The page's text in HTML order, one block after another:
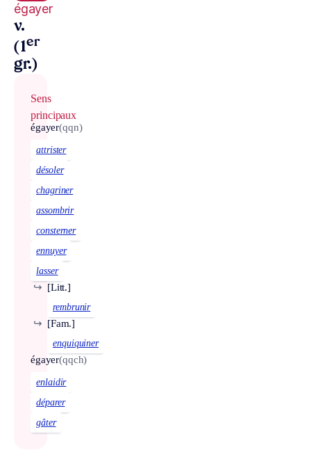
égayer
v.
(1er
gr.)
Sens
principaux
égayer(qqn)
attrister
désoler
chagriner
assombrir
consterner
ennuyer
lasser
[Litt.]
↪
rembrunir
[Fam.]
↪
enquiquiner
égayer(qqch)
enlaidir
déparer
gâter